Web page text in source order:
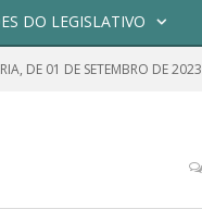
DO LEGISLATIVO
DE 01 DE SETEMBRO DE 2023